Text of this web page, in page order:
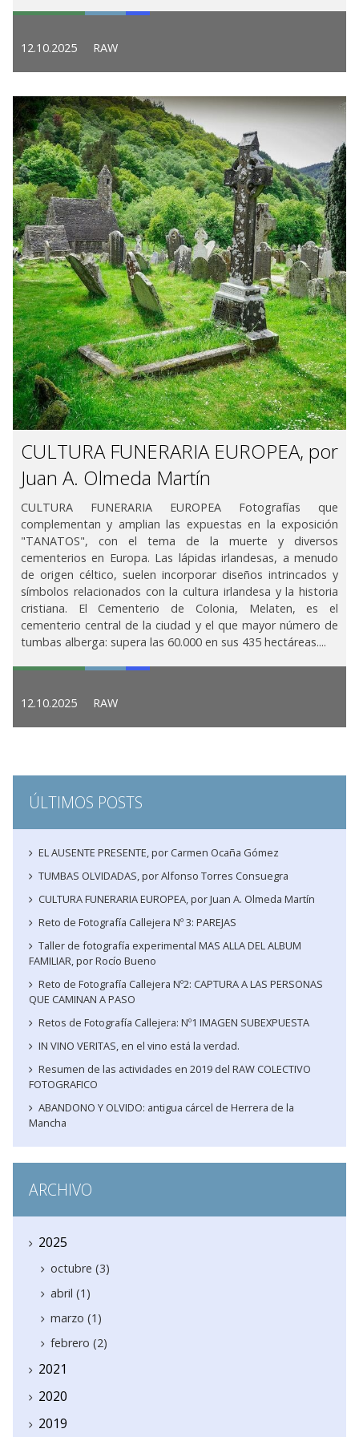
12.10.2025 RAW
CULTURA FUNERARIA EUROPEA, por
Juan A. Olmeda Martín
CULTURA FUNERARIA EUROPEA Fotografías que
complementan y amplian las expuestas en la exposición
"TANATOS", con el tema de la muerte y diversos
cementerios en Europa. Las lápidas irlandesas, a menudo
de origen céltico, suelen incorporar diseños intrincados y
símbolos relacionados con la cultura irlandesa y la historia
cristiana. El Cementerio de Colonia, Melaten, es el
cementerio central de la ciudad y el que mayor número de
tumbas alberga: supera las 60.000 en sus 435 hectáreas....
12.10.2025 RAW
ÚLTIMOS POSTS
EL AUSENTE PRESENTE, por Carmen Ocaña Gómez
TUMBAS OLVIDADAS, por Alfonso Torres Consuegra
CULTURA FUNERARIA EUROPEA, por Juan A. Olmeda Martín
Reto de Fotografía Callejera Nº 3: PAREJAS
Taller de fotografía experimental MAS ALLA DEL ALBUM
FAMILIAR, por Rocío Bueno
Reto de Fotografía Callejera Nº2: CAPTURA A LAS PERSONAS
QUE CAMINAN A PASO
Retos de Fotografía Callejera: Nº1 IMAGEN SUBEXPUESTA
IN VINO VERITAS, en el vino está la verdad.
Resumen de las actividades en 2019 del RAW COLECTIVO
FOTOGRAFICO
ABANDONO Y OLVIDO: antigua cárcel de Herrera de la
Mancha
ARCHIVO
2025
octubre (3)
abril (1)
marzo (1)
febrero (2)
2021
2020
2019